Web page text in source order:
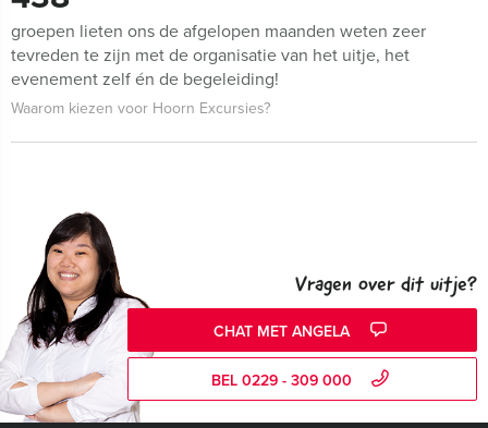
groepen lieten ons de afgelopen maanden weten zeer
tevreden te zijn met de organisatie van het uitje, het
evenement zelf én de begeleiding!
Waarom kiezen voor Hoorn Excursies?
Vragen over dit uitje?
CHAT MET ANGELA
BEL 0229 - 309 000